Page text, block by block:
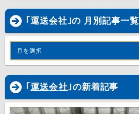
｢運送会社｣の 月別記事一覧
月を選択
｢ 運送会社｣の新着記事